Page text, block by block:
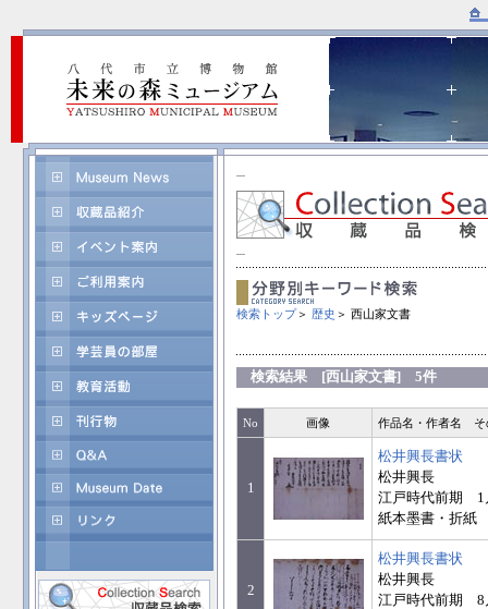
検索トップ＞ 歴史 ＞ 西山家文書
検索結果 [西山家文書] 5件
No 画像 作品名・作者名 そ
1
松井興長書状
松井興長
江戸時代前期 1
紙本墨書・折紙
2
松井興長書状
松井興長
江戸時代前期 8